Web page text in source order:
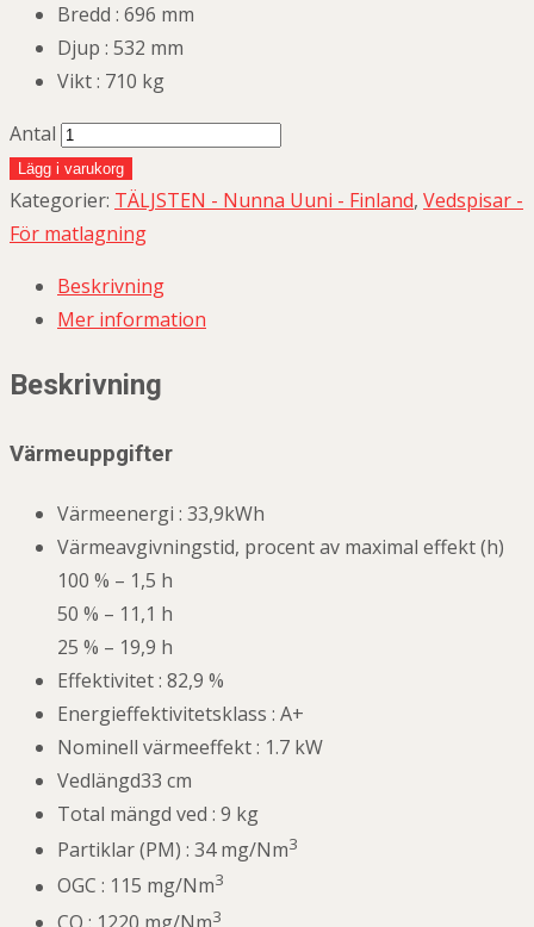
Bredd : 696 mm
Djup : 532 mm
Vikt : 710 kg
Antal
Lägg i varukorg
Kategorier: TÄLJSTEN - Nunna Uuni - Finland, Vedspisar -
För matlagning
Beskrivning
Mer information
Beskrivning
Värmeuppgifter
Värmeenergi : 33,9kWh
Värmeavgivningstid, procent av maximal effekt (h)
100 % – 1,5 h
50 % – 11,1 h
25 % – 19,9 h
Effektivitet : 82,9 %
Energieffektivitetsklass : A+
Nominell värmeeffekt : 1.7 kW
Vedlängd33 cm
Total mängd ved : 9 kg
Partiklar (PM) : 34 mg/Nm3
OGC : 115 mg/Nm3
3